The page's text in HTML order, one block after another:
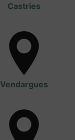
Castries
Vendargues